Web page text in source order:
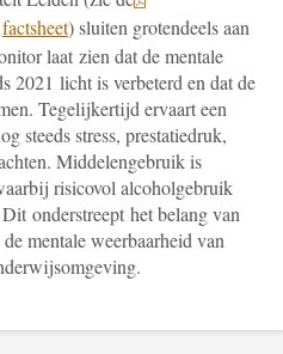
factsheet) sluiten grotendeels aan
laat zien dat de mentale
2021 licht is verbeterd en dat de
Tegelijkertijd ervaart een
steeds stress, prestatiedruk,
Middelengebruik is
risicovol alcoholgebruik
onderstreept het belang van
mentale weerbaarheid van